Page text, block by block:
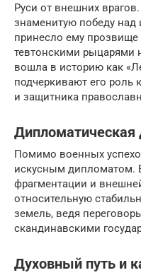
Руси от внешних
знаменитую победу
принесло ему прозвище
тевтонскими рыцарями
вошла в историю как
подчеркивают его роль
и защитника
Дипломатическая
Помимо военных
искусным дипломатом.
фрагментации и
относительную
земель, ведя
скандинавскими
Духовный путь и